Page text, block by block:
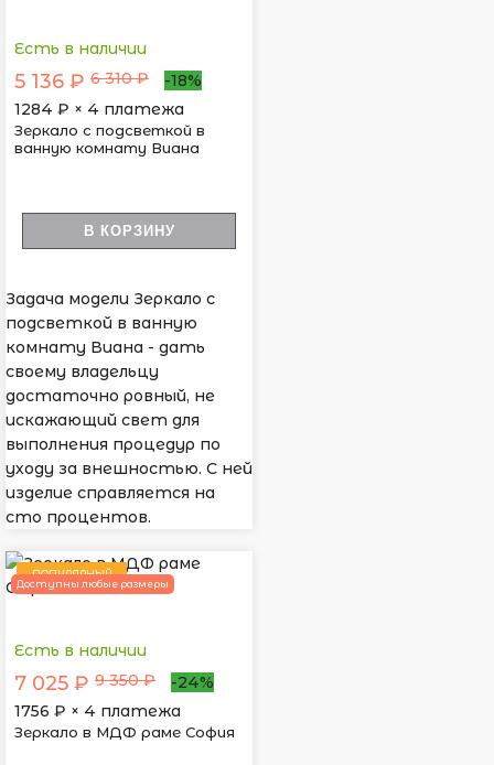
Есть в наличии
5 136 ₽ 6 310 ₽
-18%
1284 ₽ × 4 платежа
Зеркало с подсветкой в
ванную комнату Виана
В КОРЗИНУ
Задача модели Зеркало с
подсветкой в ванную
комнату Виана - дать
своему владельцу
достаточно ровный, не
искажающий свет для
выполнения процедур по
уходу за внешностью. С ней
изделие справляется на
сто процентов.
ПОПУЛЯРНЫЙ
Доступны любые размеры
Есть в наличии
7 025 ₽ 9 350 ₽
-24%
1756 ₽ × 4 платежа
Зеркало в МДФ раме София